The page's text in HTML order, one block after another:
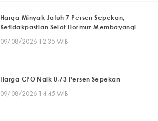
Harga Minyak Jatuh 7 Persen Sepekan,
Ketidakpastian Selat Hormuz Membayangi
09/08/2026 12:35 WIB
Harga CPO Naik 0,73 Persen Sepekan
09/08/2026 14:45 WIB